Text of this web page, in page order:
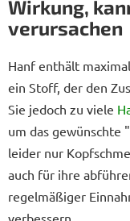
Wirkung,
verursachen
Hanf enthält
ein Stoff, der den
Sie jedoch zu viele
um das gewünschte
leider nur
auch für ihre
regelmäßiger